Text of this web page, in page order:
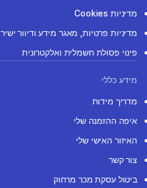
מדיניות Cookies
מדיניות פרטיות, מאגר מידע ודיוור ישיר
פינוי פסולת חשמלית ואלקטרונית
מידע כללי
מדריך מידות
איפה ההזמנה שלי
האיזור האישי שלי
צור קשר
ביטול עסקת מכר מרחוק